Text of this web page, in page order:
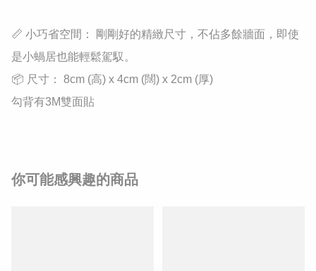
📏 小巧省空間： 剛剛好的精緻尺寸，不佔多餘牆面，即使
是小蝸居也能輕鬆駕馭。
📦 尺寸： 8cm (高) x 4cm (闊) x 2cm (厚)
勾背有3M雙面貼
你可能感興趣的商品